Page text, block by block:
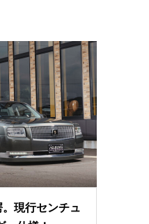
現行センチュ